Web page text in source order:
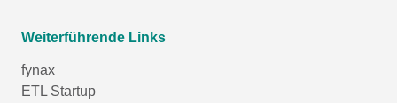
Weiterführende Links
fynax
ETL Startup